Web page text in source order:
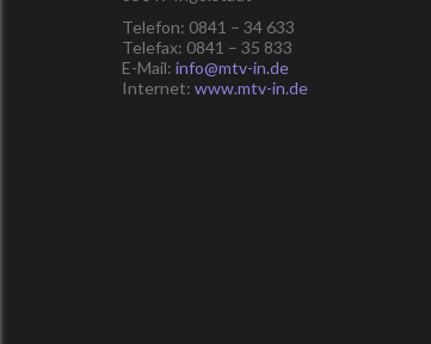
Telefon: 0841 – 34 633
Telefax: 0841 – 35 833
E-Mail: info@mtv-in.de
Internet: www.mtv-in.de